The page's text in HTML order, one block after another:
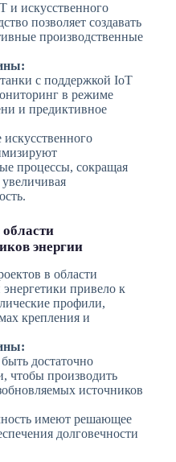
и искусственного
позволяет создавать
производственные
с поддержкой IoT
в режиме
и предиктивное
процессы, сокращая
области
энергии
в области
привело к
профили,
крепления и
достаточно
чтобы производить
источников
имеют решающее
долговечности